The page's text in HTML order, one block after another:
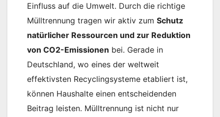
Einfluss auf die Umwelt. Durch die richtige
Mülltrennung tragen wir aktiv zum Schutz
natürlicher Ressourcen und zur Reduktion
von CO2-Emissionen bei. Gerade in
Deutschland, wo eines der weltweit
effektivsten Recyclingsysteme etabliert ist,
können Haushalte einen entscheidenden
Beitrag leisten. Mülltrennung ist nicht nur